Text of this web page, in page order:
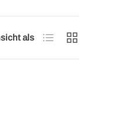
als ProduktlisteProduktraster